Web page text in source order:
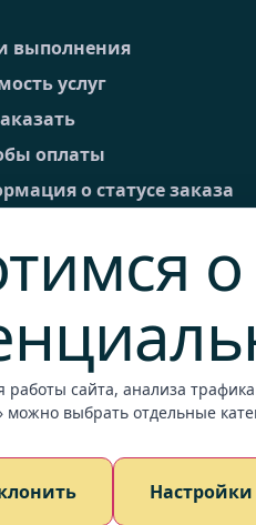
выполнения
услуг
оплаты
о статусе заказа
торговые условия
информация
запрос
сайта, анализа
можно выбрать отдельные
Настройки